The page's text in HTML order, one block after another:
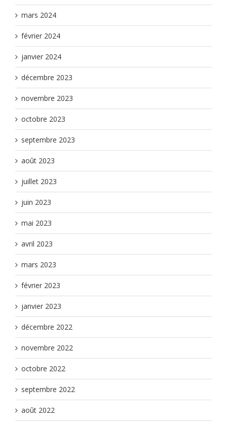
mars 2024
février 2024
janvier 2024
décembre 2023
novembre 2023
octobre 2023
septembre 2023
août 2023
juillet 2023
juin 2023
mai 2023
avril 2023
mars 2023
février 2023
janvier 2023
décembre 2022
novembre 2022
octobre 2022
septembre 2022
août 2022